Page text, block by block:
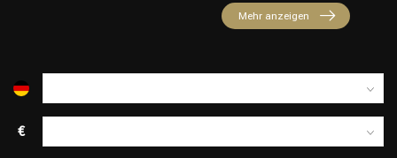
Mehr anzeigen
€